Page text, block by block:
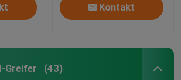
Kontakt
Greifer (43)